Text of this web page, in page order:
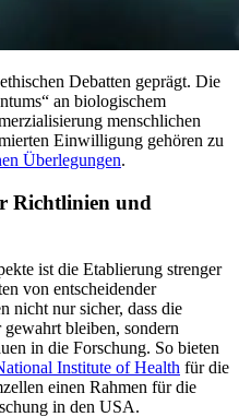
Debatten geprägt. Die
an biologischem
menschlichen
Einwilligung gehören zu
Überlegungen.
Richtlinien und
ist die Etablierung strenger
von entscheidender
nicht nur sicher, dass die
bleiben, sondern
in die Forschung. So bieten
Institute of Health für die
einen Rahmen für die
in den USA.